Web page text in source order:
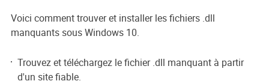
Voici comment trouver et installer les fichiers .dll
manquants sous Windows 10.
Trouvez et téléchargez le fichier .dll manquant à partir
d'un site fiable.